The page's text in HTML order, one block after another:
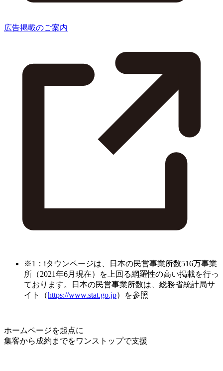
広告掲載のご案内
※1：iタウンページは、日本の民営事業所数516万事業
所（2021年6月現在）を上回る網羅性の高い掲載を行っ
ております。日本の民営事業所数は、総務省統計局サ
イト（https://www.stat.go.jp）を参照
ホームページを起点に
集客から成約までをワンストップで支援